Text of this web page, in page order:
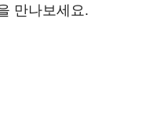
만나보세요.